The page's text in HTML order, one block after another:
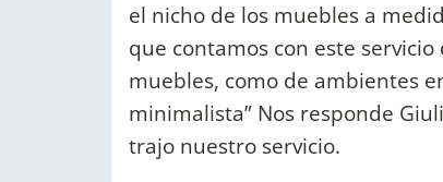
el nicho de los muebles a
que contamos con este
muebles, como de ambientes
minimalista” Nos responde
trajo nuestro servicio.